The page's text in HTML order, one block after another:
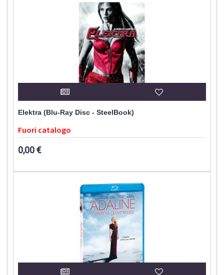
Elektra (Blu-Ray Disc - SteelBook)
Fuori catalogo
0,00 €